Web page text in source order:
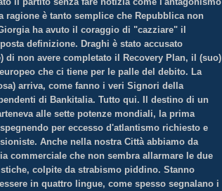
ragione è tanto semplice che Repubblica non
ha avuto il coraggio di "cazziare" il
definizione. Draghi è stato accusato
di non avere completato il Recovery Plan, il (suo)
che ci tiene per le palle del debito. La
arriva, come fanno i veri Signori della
di Bankitalia. Tutto qui. Il destino di un
alle sette potenze mondiali, la prima
per eccesso d'atlantismo richiesto e
Anche nella nostra Città abbiamo da
commerciale che non sembra allarmare le due
colpite da strabismo piddino. Stanno
in quattro lingue, come spesso segnalano i